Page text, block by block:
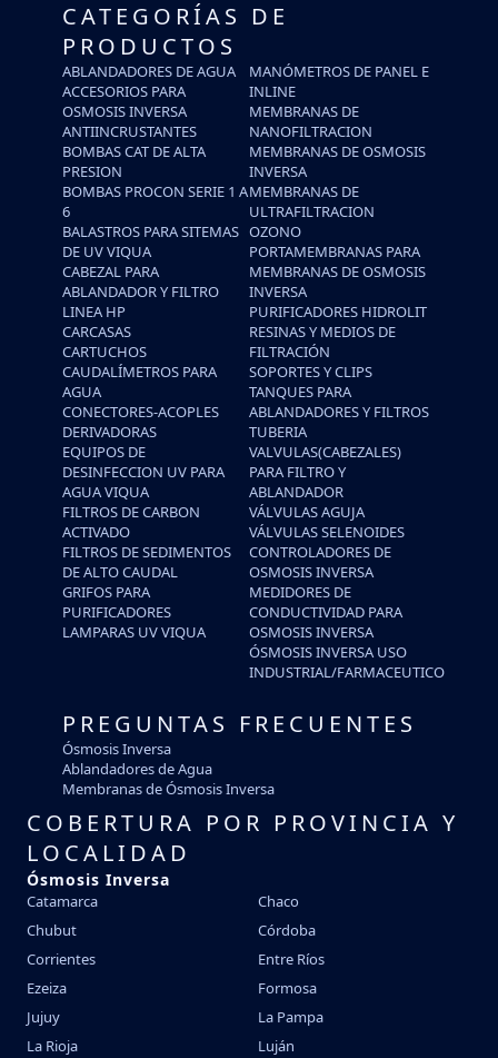
CATEGORÍAS DE
PRODUCTOS
ABLANDADORES DE AGUA
ACCESORIOS PARA
OSMOSIS INVERSA
ANTIINCRUSTANTES
BOMBAS CAT DE ALTA
PRESION
BOMBAS PROCON SERIE 1 A
6
BALASTROS PARA SITEMAS
DE UV VIQUA
CABEZAL PARA
ABLANDADOR Y FILTRO
LINEA HP
CARCASAS
CARTUCHOS
CAUDALÍMETROS PARA
AGUA
CONECTORES-ACOPLES
DERIVADORAS
EQUIPOS DE
DESINFECCION UV PARA
AGUA VIQUA
FILTROS DE CARBON
ACTIVADO
FILTROS DE SEDIMENTOS
DE ALTO CAUDAL
GRIFOS PARA
PURIFICADORES
LAMPARAS UV VIQUA
MANÓMETROS DE PANEL E
INLINE
MEMBRANAS DE
NANOFILTRACION
MEMBRANAS DE OSMOSIS
INVERSA
MEMBRANAS DE
ULTRAFILTRACION
OZONO
PORTAMEMBRANAS PARA
MEMBRANAS DE OSMOSIS
INVERSA
PURIFICADORES HIDROLIT
RESINAS Y MEDIOS DE
FILTRACIÓN
SOPORTES Y CLIPS
TANQUES PARA
ABLANDADORES Y FILTROS
TUBERIA
VALVULAS(CABEZALES)
PARA FILTRO Y
ABLANDADOR
VÁLVULAS AGUJA
VÁLVULAS SELENOIDES
CONTROLADORES DE
OSMOSIS INVERSA
MEDIDORES DE
CONDUCTIVIDAD PARA
OSMOSIS INVERSA
ÓSMOSIS INVERSA USO
INDUSTRIAL/FARMACEUTICO
PREGUNTAS FRECUENTES
Ósmosis Inversa
Ablandadores de Agua
Membranas de Ósmosis Inversa
COBERTURA POR PROVINCIA Y
LOCALIDAD
Ósmosis Inversa
Catamarca
Chaco
Chubut
Córdoba
Corrientes
Entre Ríos
Ezeiza
Formosa
Jujuy
La Pampa
La Rioja
Luján